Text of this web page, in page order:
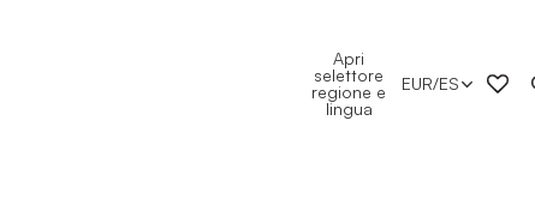
Apri
selettore
regione e
lingua
EUR/ES